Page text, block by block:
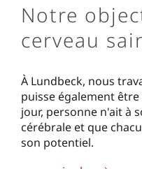
Notre
cerveau
À Lundbeck, nous
puisse également
jour, personne n'ait à
cérébrale et que
son potentiel.